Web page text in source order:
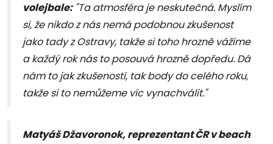
volejbale:"Ta atmosféra je neskutečná. Myslím
si, že nikdo z nás nemá podobnou zkušenost
jako tady z Ostravy, takže si toho hrozně vážíme
a každý rok nás to posouvá hrozně dopředu. Dá
nám to jak zkušenosti, tak body do celého roku,
takže si to nemůžeme víc vynachválit."
Matyáš Džavoronok, reprezentant ČR v beach